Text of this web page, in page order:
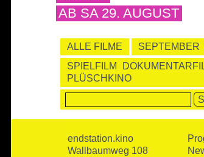
AB SA 29. AUGUST
ALLE FILME SEPTEMBER
SPIELFILM
PLÜSCHKINO
endstation.kino
Wallbaumweg 108